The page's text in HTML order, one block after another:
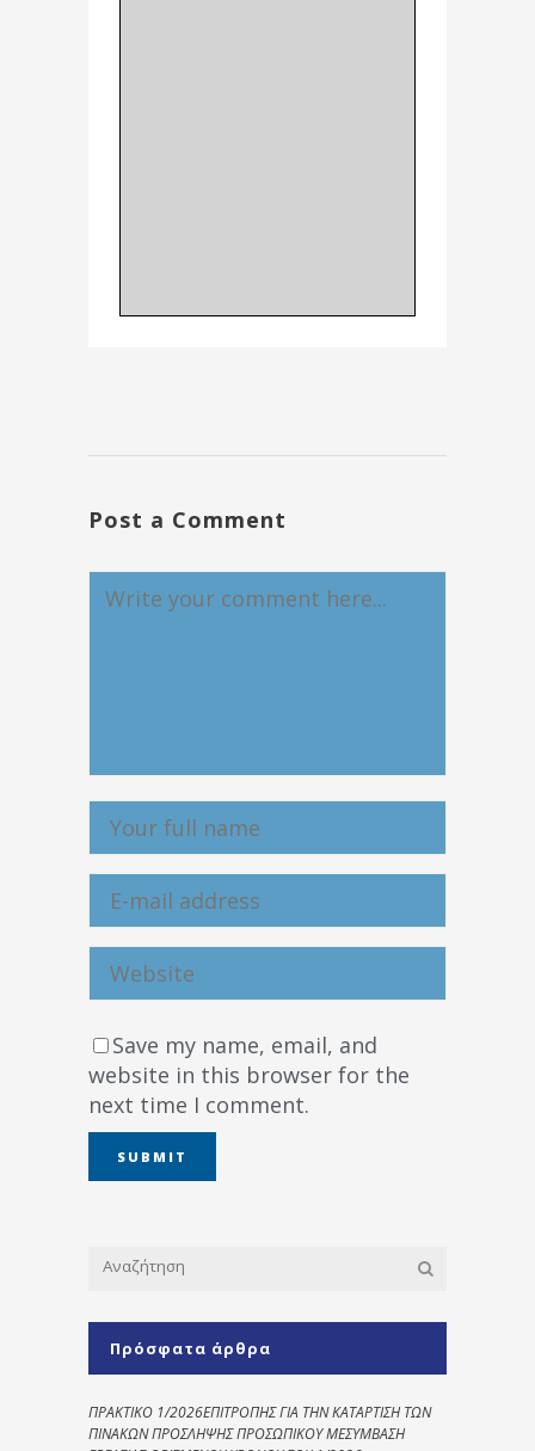
Post a Comment
Save my name, email, and
website in this browser for the
next time I comment.
Πρόσφατα άρθρα
ΠΡΑΚΤΙΚΟ 1/2026ΕΠΙΤΡΟΠΗΣ ΓΙΑ ΤΗΝ ΚΑΤΑΡΤΙΣΗ ΤΩΝ
ΠΙΝΑΚΩΝ ΠΡΟΣΛΗΨΗΣ ΠΡΟΣΩΠΙΚΟΥ ΜΕΣΥΜΒΑΣΗ